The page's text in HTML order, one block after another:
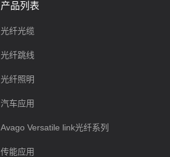
产品列表
光纤光缆
光纤跳线
光纤照明
汽车应用
Avago Versatile link光纤系列
传能应用